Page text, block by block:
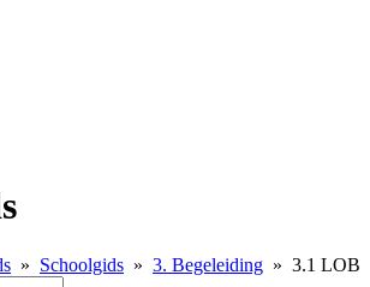
» Schoolgids » 3. Begeleiding » 3.1 LOB